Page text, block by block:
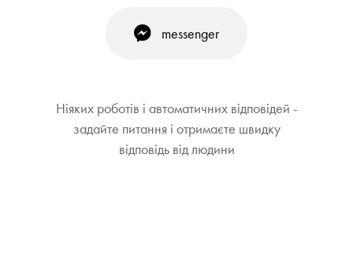
messenger
Ніяких роботів і автоматичних відповідей -
задайте питання і отримаєте швидку
відповідь від людини